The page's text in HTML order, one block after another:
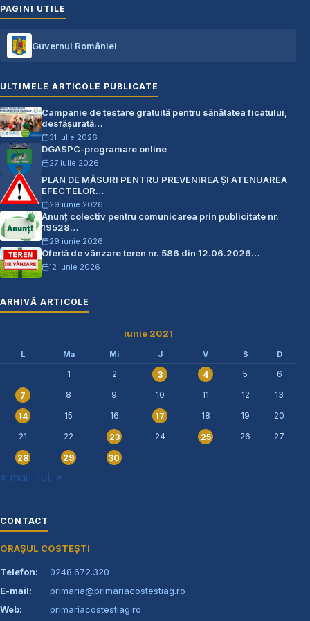
PAGINI UTILE
Guvernul României
ULTIMELE ARTICOLE PUBLICATE
Campanie de testare gratuită pentru sănătatea ficatului,
desfășurată…
31 iulie 2026
DGASPC-programare online
27 iulie 2026
PLAN DE MĂSURI PENTRU PREVENIREA ŞI ATENUAREA
EFECTELOR…
29 iunie 2026
Anunț colectiv pentru comunicarea prin publicitate nr.
19528…
29 iunie 2026
Ofertă de vânzare teren nr. 586 din 12.06.2026…
12 iunie 2026
ARHIVĂ ARTICOLE
iunie 2021
L Ma Mi J V S D
1 2 3 4 5 6
7 8 9 10 11 12 13
14 15 16 17 18 19
20
21
22 23 24 25 26 27
28 29 30
« mai iul. »
CONTACT
ORAȘUL COSTEȘTI
Telefon:
0248.672.320
E-mail:
primaria@primariacostestiag.ro
Web:
primariacostestiag.ro